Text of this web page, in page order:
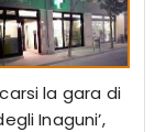
la gara di
Inaguni’,